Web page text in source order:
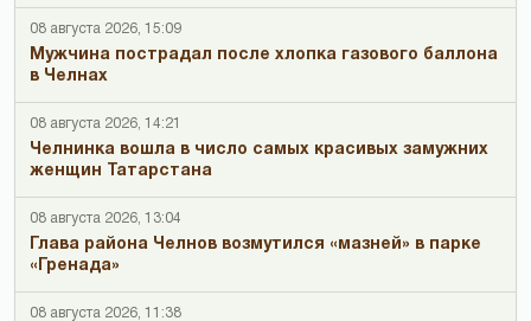
08 августа 2026, 15:09
Мужчина пострадал после хлопка газового баллона
в Челнах
08 августа 2026, 14:21
Челнинка вошла в число самых красивых замужних
женщин Татарстана
08 августа 2026, 13:04
Глава района Челнов возмутился «мазней» в парке
«Гренада»
08 августа 2026, 11:38